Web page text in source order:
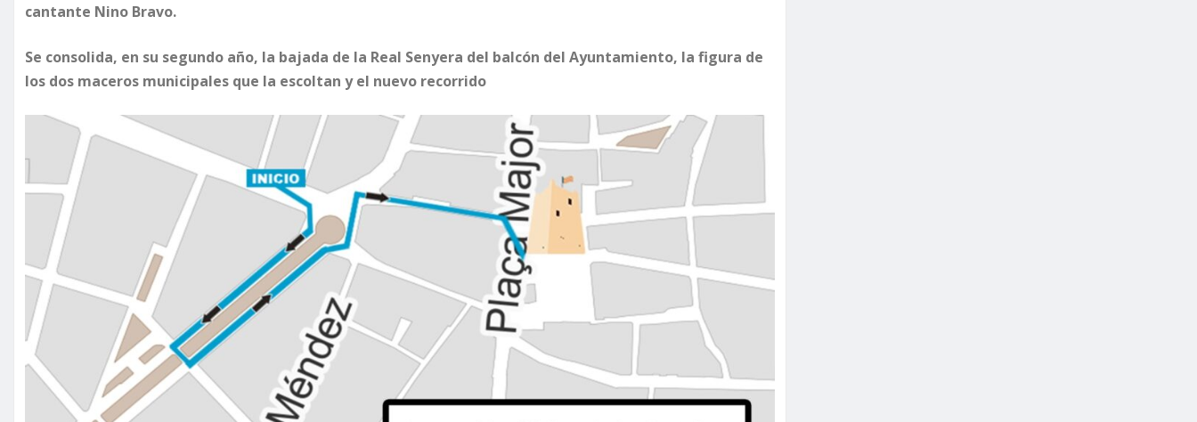
cantante Nino Bravo.
Se consolida, en su segundo año, la bajada de la Real Senyera del balcón del Ayuntamiento, la figura de
los dos maceros municipales que la escoltan y el nuevo recorrido